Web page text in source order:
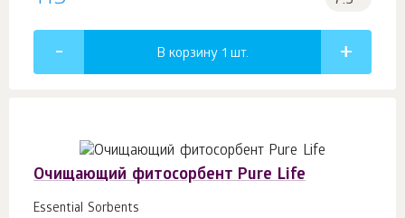
В корзину 1 шт.
Очищающий фитосорбент Pure Life
Essential Sorbents